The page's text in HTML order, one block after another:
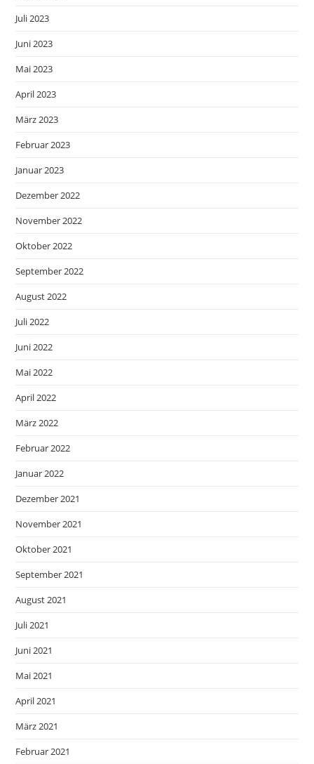
Juli 2023
Juni 2023
Mai 2023
April 2023
März 2023
Februar 2023
Januar 2023
Dezember 2022
November 2022
Oktober 2022
September 2022
August 2022
Juli 2022
Juni 2022
Mai 2022
April 2022
März 2022
Februar 2022
Januar 2022
Dezember 2021
November 2021
Oktober 2021
September 2021
August 2021
Juli 2021
Juni 2021
Mai 2021
April 2021
März 2021
Februar 2021